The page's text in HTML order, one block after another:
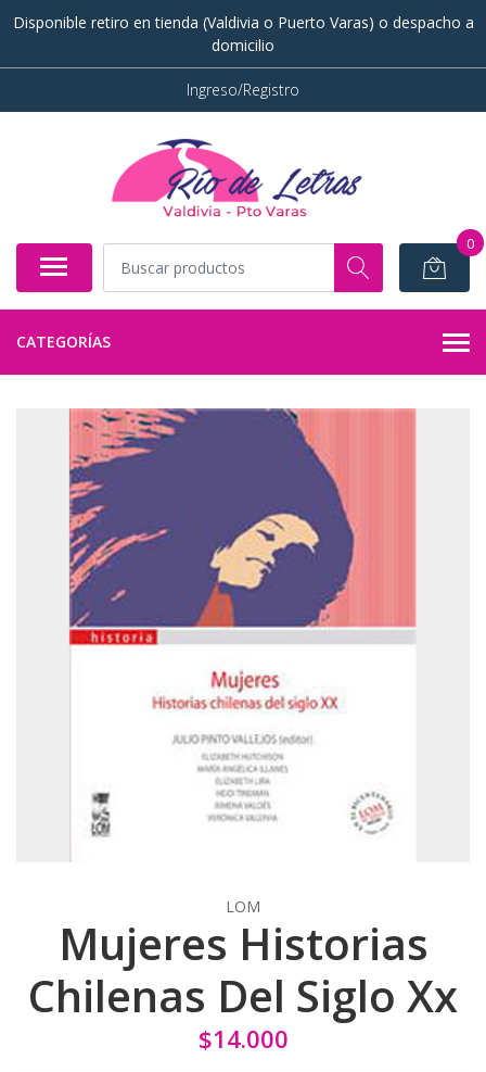
Disponible retiro en tienda (Valdivia o Puerto Varas) o despacho a
domicilio
Ingreso/Registro
0
CATEGORÍAS
LOM
Mujeres Historias
Chilenas Del Siglo Xx
$14.000